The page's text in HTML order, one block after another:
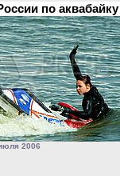
по аквабайку
2006